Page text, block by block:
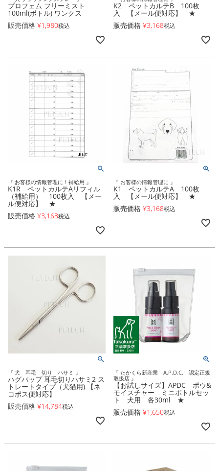
プロフェム フリーミスト
100ml(ボトル) ワンクス
販売価格 ¥1,980税込
K2 ペットカルテB 100枚
入 【メール便対応】 ★
販売価格 ¥3,168税込
『 お客様の情報管理に！補給用 』
K1R ペットカルテAリフィル
（補給用） 100枚入 【メー
ル便対応】 ★
販売価格 ¥3,168税込
『 お客様の情報管理に 』
K1 ペットカルテA 100枚
入 【メール便対応】 ★
販売価格 ¥3,168税込
『 犬 耳毛 切り ハサミ 』
ハグパップ 耳毛切りハサミ2 ス
トレートタイプ（犬猫用) 【ネ
コポス便対応】
販売価格 ¥14,784税込
『 たかくら新産業 A.P.D.C. 認定正規
取扱店 』
【お試しサイズ】APDC ポウ&
モイスチャー ミニボトルセッ
ト 犬用 各30ml ★
販売価格 ¥1,650税込